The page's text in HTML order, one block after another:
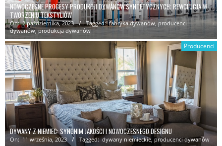
NOWOCZESNE PROCESY PRODUKCJI DYWANÓW SYNTETYCZNYCH: REWOLUCJA W
TWORZENIU TEKSTYLIÓW
On: 2 października, 2023 Tagged: fabryka dywanów, producenci
dywanów,produkcja dywanów
Producenci
DYWANY Z NIEMIEC: SYNONIM JAKOŚCI I NOWOCZESNEGO DESIGNU
On: 11 września, 2023 Tagged: dywany niemieckie, producenci dywanów